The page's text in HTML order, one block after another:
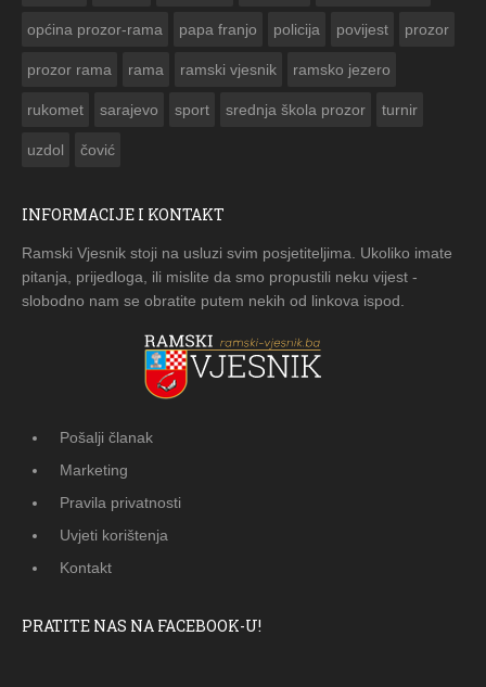
općina prozor-rama papa franjo policija povijest prozor
prozor rama rama ramski vjesnik ramsko jezero
rukomet sarajevo sport srednja škola prozor turnir
uzdol čović
INFORMACIJE I KONTAKT
Ramski Vjesnik stoji na usluzi svim posjetiteljima. Ukoliko imate
pitanja, prijedloga, ili mislite da smo propustili neku vijest -
slobodno nam se obratite putem nekih od linkova ispod.
Pošalji članak
Marketing
Pravila privatnosti
Uvjeti korištenja
Kontakt
PRATITE NAS NA FACEBOOK-U!